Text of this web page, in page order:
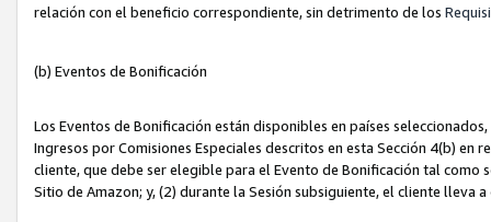
relación con el beneficio correspondiente, sin detrimento de los
(b) Eventos de Bonificación
Los Eventos de Bonificación están disponibles en países
Ingresos por Comisiones Especiales descritos en esta Sección 4(b) en
cliente, que debe ser elegible para el Evento de Bonificación tal como
Sitio de Amazon; y, (2) durante la Sesión subsiguiente, el cliente lleva